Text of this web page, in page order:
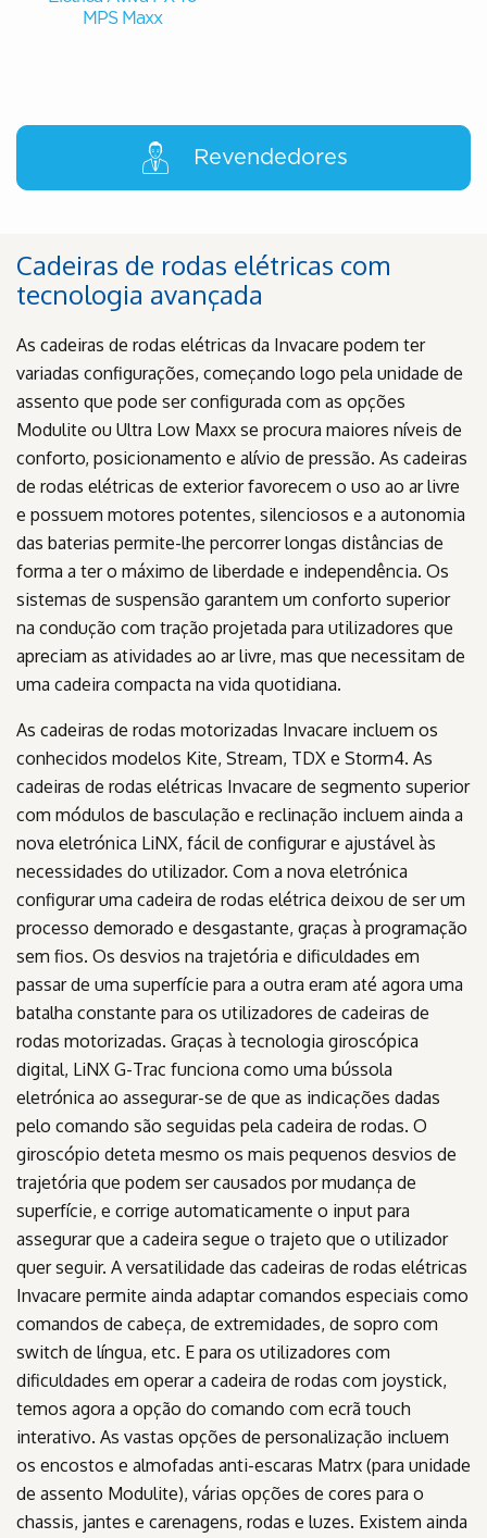
MPS Maxx
Revendedores
Cadeiras de rodas elétricas com
tecnologia avançada
As cadeiras de rodas elétricas da Invacare podem ter
variadas configurações, começando logo pela unidade de
assento que pode ser configurada com as opções
Modulite ou Ultra Low Maxx se procura maiores níveis de
conforto, posicionamento e alívio de pressão. As cadeiras
de rodas elétricas de exterior favorecem o uso ao ar livre
e possuem motores potentes, silenciosos e a autonomia
das baterias permite-lhe percorrer longas distâncias de
forma a ter o máximo de liberdade e independência. Os
sistemas de suspensão garantem um conforto superior
na condução com tração projetada para utilizadores que
apreciam as atividades ao ar livre, mas que necessitam de
uma cadeira compacta na vida quotidiana.
As cadeiras de rodas motorizadas Invacare incluem os
conhecidos modelos Kite, Stream, TDX e Storm4. As
cadeiras de rodas elétricas Invacare de segmento superior
com módulos de basculação e reclinação incluem ainda a
nova eletrónica LiNX, fácil de configurar e ajustável às
necessidades do utilizador. Com a nova eletrónica
configurar uma cadeira de rodas elétrica deixou de ser um
processo demorado e desgastante, graças à programação
sem fios. Os desvios na trajetória e dificuldades em
passar de uma superfície para a outra eram até agora uma
batalha constante para os utilizadores de cadeiras de
rodas motorizadas. Graças à tecnologia giroscópica
digital, LiNX G-Trac funciona como uma bússola
eletrónica ao assegurar-se de que as indicações dadas
pelo comando são seguidas pela cadeira de rodas. O
giroscópio deteta mesmo os mais pequenos desvios de
trajetória que podem ser causados por mudança de
superfície, e corrige automaticamente o input para
assegurar que a cadeira segue o trajeto que o utilizador
quer seguir. A versatilidade das cadeiras de rodas elétricas
Invacare permite ainda adaptar comandos especiais como
comandos de cabeça, de extremidades, de sopro com
switch de língua, etc. E para os utilizadores com
dificuldades em operar a cadeira de rodas com joystick,
temos agora a opção do comando com ecrã touch
interativo. As vastas opções de personalização incluem
os encostos e almofadas anti-escaras Matrx (para unidade
de assento Modulite), várias opções de cores para o
chassis, jantes e carenagens, rodas e luzes. Existem ainda